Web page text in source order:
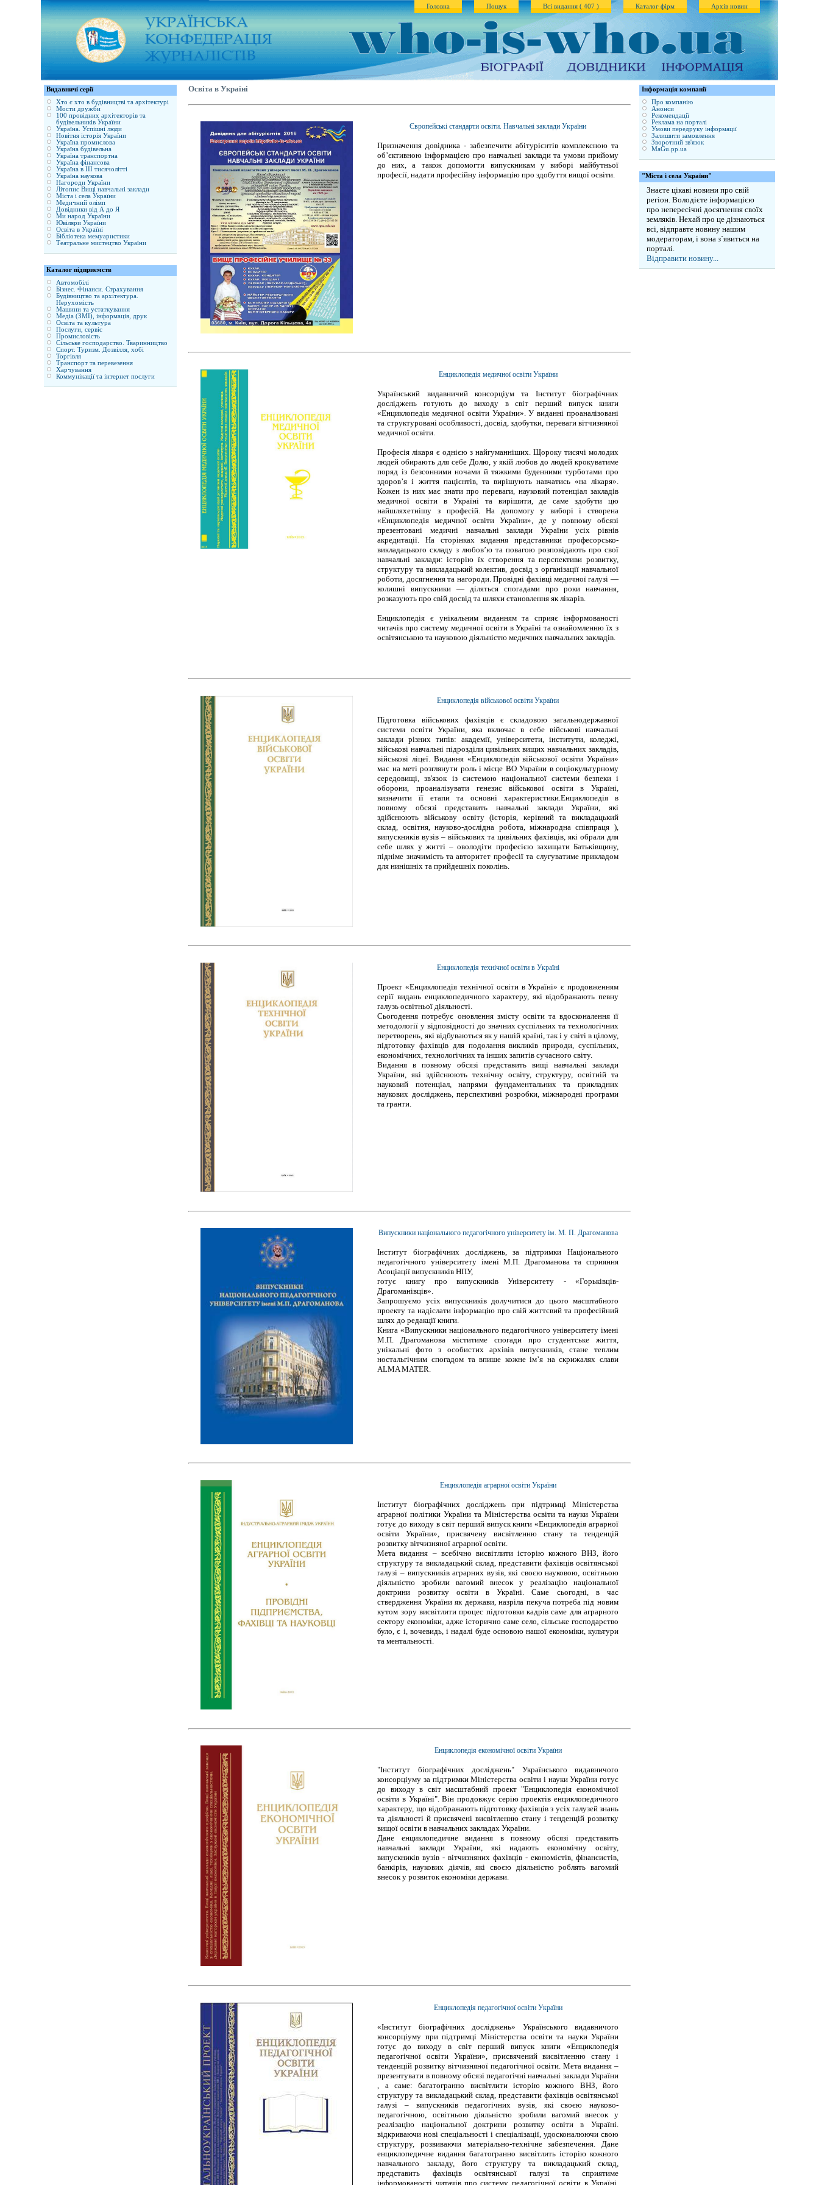
Архів новин
Каталог фірм
Всі видання ( 407 )
Пошук
Головна
Освіта в Україні
Європейські стандарти освіти. Навчальні заклади України
Призначення довідника - забезпечити абітурієнтів комплексною та
об’єктивною інформацією про навчальні заклади та умови прийому
до них, а також допомогти випускникам у виборі майбутньої
професії, надати професійну інформацію про здобуття вищої освіти.
Енциклопедія медичної освіти України
Український видавничий консорціум та Інститут біографічних
досліджень готують до виходу в світ перший випуск книги
«Енциклопедія медичної освіти України». У виданні проаналізовані
та структуровані особливості, досвід, здобутки, переваги вітчизняної
медичної освіти.
Професія лікаря є однією з найгуманніших. Щороку тисячі молодих
людей обирають для себе Долю, у якій любов до людей крокуватиме
поряд із безсонними ночами й тяжкими буденними турботами про
здоров’я і життя пацієнтів, та вирішують навчатись «на лікаря».
Кожен із них має знати про переваги, науковий потенціал закладів
медичної освіти в Україні та вирішити, де саме здобути цю
найшляхетнішу з професій. На допомогу у виборі і створена
«Енциклопедія медичної освіти України», де у повному обсязі
презентовані медичні навчальні заклади України усіх рівнів
акредитації. На сторінках видання представники професорсько-
викладацького складу з любов’ю та повагою розповідають про свої
навчальні заклади: історію їх створення та перспективи розвитку,
структуру та викладацький колектив, досвід з організації навчальної
роботи, досягнення та нагороди. Провідні фахівці медичної галузі —
колишні випускники — діляться спогадами про роки навчання,
розказують про свій досвід та шляхи становлення як лікарів.
Енциклопедія є унікальним виданням та сприяє інформованості
читачів про систему медичної освіти в Україні та ознайомленню їх з
освітянською та науковою діяльністю медичних навчальних закладів.
Енциклопедія військової освіти України
Підготовка військових фахівців є складовою загальнодержавної
системи освіти України, яка включає в себе військові навчальні
заклади різних типів: академії, університети, інститути, коледжі,
військові навчальні підрозділи цивільних вищих навчальних закладів,
військові ліцеї. Видання «Енциклопедія військової освіти України»
має на меті розглянути роль і місце ВО України в соціокультурному
середовищі, зв'язок із системою національної системи безпеки і
оборони, проаналізувати генезис військової освіти в Україні,
визначити її етапи та основні характеристики.Енциклопедія в
повному обсязі представить навчальні заклади України, які
здійснюють військову освіту (історія, керівний та викладацький
склад, освітня, науково-дослідна робота, міжнародна співпраця ),
випускників вузів – військових та цивільних фахівців, які обрали для
себе шлях у житті – оволодіти професією захищати Батьківщину,
підніме значимість та авторитет професії та слугуватиме прикладом
для нинішніх та прийдешніх поколінь.
Енциклопедія технічної освіти в Україні
Проект «Енциклопедія технічної освіти в Україні» є продовженням
серії видань енциклопедичного характеру, які відображають певну
галузь освітньої діяльності.
Сьогодення потребує оновлення змісту освіти та вдосконалення її
методології у відповідності до значних суспільних та технологічних
перетворень, які відбуваються як у нашій країні, так і у світі в цілому,
підготовку фахівців для подолання викликів природи, суспільних,
економічних, технологічних та інших запитів сучасного світу.
Видання в повному обсязі представить вищі навчальні заклади
України, які здійснюють технічну освіту, структуру, освітній та
науковий потенціал, напрями фундаментальних та прикладних
наукових досліджень, перспективні розробки, міжнародні програми
та гранти.
Випускники національного педагогічного університету ім. М. П. Драгоманова
Інститут біографічних досліджень, за підтримки Національного
педагогічного університету імені М.П. Драгоманова та сприяння
Асоціації випускників НПУ,
готує книгу про випускників Університету - «Горьківців-
Драгоманівців».
Запрошуємо усіх випускників долучитися до цього масштабного
проекту та надіслати інформацію про свій життєвий та професійний
шлях до редакції книги.
Книга «Випускники національного педагогічного університету імені
М.П. Драгоманова міститиме спогади про студентське життя,
унікальні фото з особистих архівів випускників, стане теплим
ностальгічним спогадом та впише кожне ім’я на скрижалях слави
ALMA MATER.
Енциклопедія аграрної освіти України
Інститут біографічних досліджень при підтримці Міністерства
аграрної політики України та Міністерства освіти та науки України
готує до виходу в світ перший випуск книги «Енциклопедія аграрної
освіти України», присвячену висвітленню стану та тенденцій
розвитку вітчизняної аграрної освіти.
Мета видання – всебічно висвітлити історію кожного ВНЗ, його
структуру та викладацький склад, представити фахівців освітянської
галузі – випускників аграрних вузів, які своєю науковою, освітньою
діяльністю зробили вагомий внесок у реалізацію національної
доктрини розвитку освіти в Україні. Саме сьогодні, в час
ствердження України як держави, назріла пекуча потреба під новим
кутом зору висвітлити процес підготовки кадрів саме для аграрного
сектору економіки, адже історично саме село, сільське господарство
було, є і, вочевидь, і надалі буде основою нашої економіки, культури
та ментальності.
Енциклопедія економічної освіти України
"Інститут біографічних досліджень" Українського видавничого
консорціуму за підтримки Міністерства освіти і науки України готує
до виходу в світ масштабний проект "Енциклопедія економічної
освіти в Україні". Він продовжує серію проектів енциклопедичного
характеру, що відображають підготовку фахівців з усіх галузей знань
та діяльності й присвячені висвітленню стану і тенденцій розвитку
вищої освіти в навчальних закладах України.
Дане енциклопедичне видання в повному обсязі представить
навчальні заклади України, які надають економічну освіту,
випускників вузів - вітчизняних фахівців - економістів, фінансистів,
банкірів, наукових діячів, які своєю діяльністю роблять вагомий
внесок у розвиток економіки держави.
Енциклопедія педагогічної освіти України
«Інститут біографічних досліджень» Українського видавничого
консорціуму при підтримці Міністерства освіти та науки України
готує до виходу в світ перший випуск книги «Енциклопедія
педагогічної освіти України», присвячений висвітленню стану і
тенденцій розвитку вітчизняної педагогічної освіти. Мета видання –
презентувати в повному обсязі педагогічні навчальні заклади України
, а саме: багатогранно висвітлити історію кожного ВНЗ, його
структуру та викладацький склад, представити фахівців освітянської
галузі – випускників педагогічних вузів, які своєю науково-
педагогічною, освітньою діяльністю зробили вагомий внесок у
реалізацію національної доктрини розвитку освіти в Україні.
відкриваючи нові спеціальності і спеціалізації, удосконалюючи свою
структуру, розвиваючи матеріально-технічне забезпечення. Дане
енциклопедичне видання багатогранно висвітлить історію кожного
навчального закладу, його структуру та викладацький склад,
представить фахівців освітянської галузі та сприятиме
інформованості читачів про систему педагогічної освіти в Україні.
Iнформація компанії
Про компанію
Анонси
Рекомендації
Реклама на порталі
Умови передруку інформації
Залишити замовлення
Зворотний зв'язок
MaGu.pp.ua
"Міста і села України"
Знаєте цікаві новини про свій
регіон. Володієте інформацією
про непересічні досягнення своїх
земляків. Нехай про це дізнаються
всі, відправте новину нашим
модераторам, і вона з`явиться на
порталі.
Відправити новину...
Видавничі серії
Хто є хто в будівництві та архітектурі
Мости дружби
100 провідних архітекторів та
будівельників України
Україна. Успішні люди
Новітня історія України
Україна промислова
Україна будівельна
Україна транспортна
Україна фінансова
Україна в ІІІ тисячолітті
Україна наукова
Нагороди України
Літопис Вищі навчальні заклади
Міста і села України
Медичний олімп
Довідники від А до Я
Ми народ України
Ювіляри України
Освіта в Україні
Бібліотека мемуаристики
Театральне мистецтво України
Каталог підприємств
Автомобілі
Бізнес. Фінанси. Страхування
Будівництво та архітектура.
Нерухомість
Машини та устаткування
Медіа (ЗМІ), інформація, друк
Освіта та культура
Послуги, сервіс
Промисловість
Сільське господарство. Тваринництво
Спорт. Туризм. Дозвілля, хобі
Торгівля
Транспорт та перевезення
Харчування
Коммунікації та інтернет послуги